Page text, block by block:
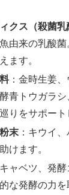
クス（殺菌乳
由来の乳酸
ます。
：金時生姜、
青トウガラ
りをサポート
末 ：キウイ
けます。
ャベツ、発
な発酵の力を